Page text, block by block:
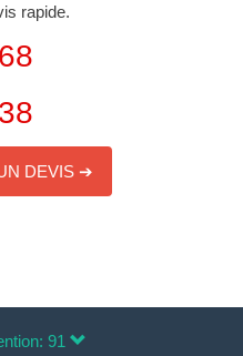
rapide.
DEVIS ➔
91